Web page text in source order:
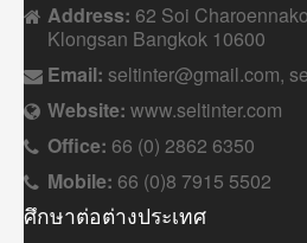
Address: 62 Soi
Klongsan Bangkok 10600
Email: seltinter@gmail.com,
Website: www.seltinter.com
Office: 66 (0) 2862 6350
Mobile: 66 (0)8 7915 5502
ศึกษาต่อต่างประเทศ